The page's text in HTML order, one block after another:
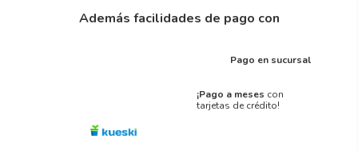
Además facilidades de pago con
Pago en sucursal
¡Pago a meses con
tarjetas de crédito!